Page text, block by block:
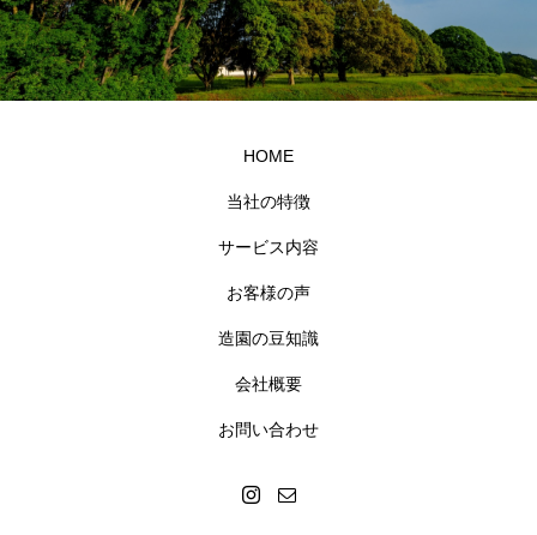
HOME
当社の特徴
サービス内容
お客様の声
造園の豆知識
会社概要
お問い合わせ